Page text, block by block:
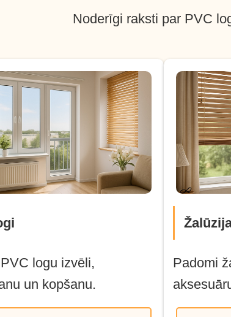
Noderīgi raksti par PVC
logu izvēli,
un kopšanu.
Padomi